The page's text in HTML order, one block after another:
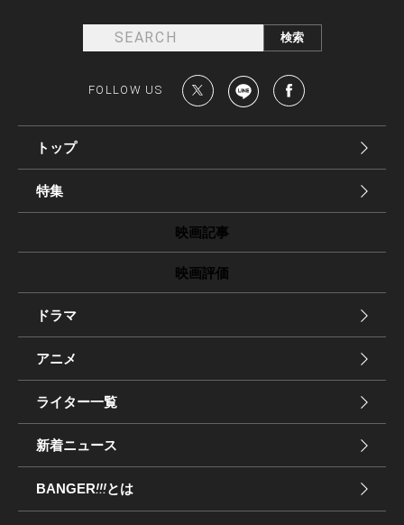
FOLLOW US
トップ
特集
映画記事
映画評価
ドラマ
アニメ
ライター一覧
新着ニュース
BANGER!!!とは